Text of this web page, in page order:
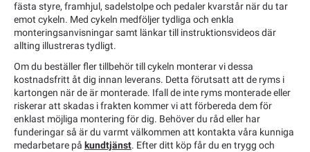
fästa styre, framhjul, sadelstolpe och pedaler kvarstår när du tar
emot cykeln. Med cykeln medföljer tydliga och enkla
monteringsanvisningar samt länkar till instruktionsvideos där
allting illustreras tydligt.
Om du beställer fler tillbehör till cykeln monterar vi dessa
kostnadsfritt åt dig innan leverans. Detta förutsatt att de ryms i
kartongen när de är monterade. Ifall de inte ryms monterade eller
riskerar att skadas i frakten kommer vi att förbereda dem för
enklast möjliga montering för dig. Behöver du råd eller har
funderingar så är du varmt välkommen att kontakta våra kunniga
medarbetare på kundtjänst. Efter ditt köp får du en trygg och